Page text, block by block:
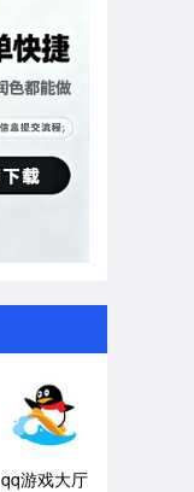
qq游戏大厅